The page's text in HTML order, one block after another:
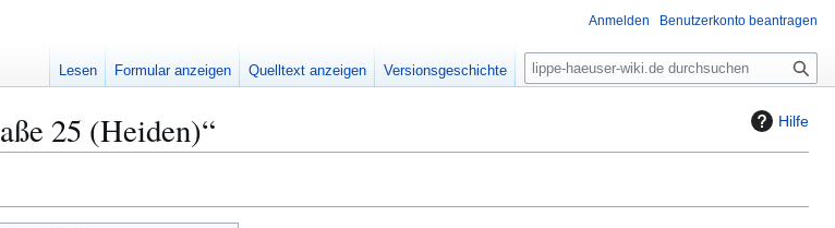
Hilfe
25 (Heiden)“
Anmelden Benutzerkonto beantragen
Lesen Formular anzeigen Quelltext anzeigen Versionsgeschichte
S
u
e